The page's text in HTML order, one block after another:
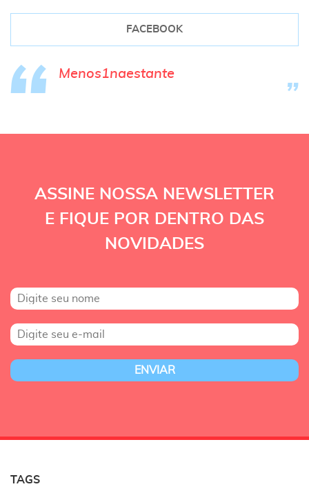
FACEBOOK
Menos1naestante
ASSINE NOSSA NEWSLETTER
E FIQUE POR DENTRO DAS
NOVIDADES
TAGS